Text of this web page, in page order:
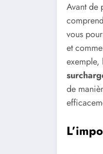
Avant de
vous
et
exemple,
de